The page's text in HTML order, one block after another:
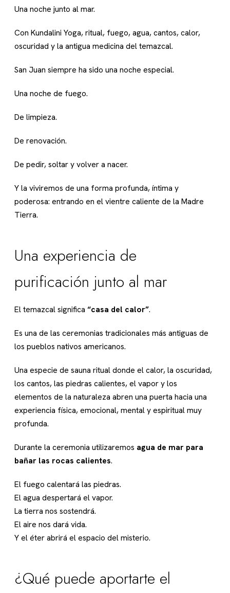
Una noche junto al mar.
Con Kundalini Yoga, ritual, fuego, agua, cantos, calor,
oscuridad y la antigua medicina del temazcal.
San Juan siempre ha sido una noche especial.
Una noche de fuego.
De limpieza.
De renovación.
De pedir, soltar y volver a nacer.
Y la viviremos de una forma profunda, íntima y
poderosa: entrando en el vientre caliente de la Madre
Tierra.
Una experiencia de
purificación junto al mar
El temazcal significa “casa del calor”.
Es una de las ceremonias tradicionales más antiguas de
los pueblos nativos americanos.
Una especie de sauna ritual donde el calor, la oscuridad,
los cantos, las piedras calientes, el vapor y los
elementos de la naturaleza abren una puerta hacia una
experiencia física, emocional, mental y espiritual muy
profunda.
Durante la ceremonia utilizaremos agua de mar para
bañar las rocas calientes.
El fuego calentará las piedras.
El agua despertará el vapor.
La tierra nos sostendrá.
El aire nos dará vida.
Y el éter abrirá el espacio del misterio.
¿Qué puede aportarte el